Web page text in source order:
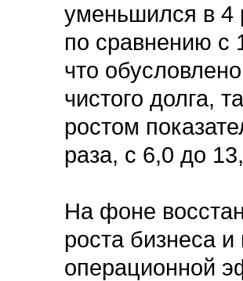
уменьшился в 4
по сравнению с
что
чистого долга,
ростом
раза, с 6,0 до
На фоне
роста бизнеса
операционной